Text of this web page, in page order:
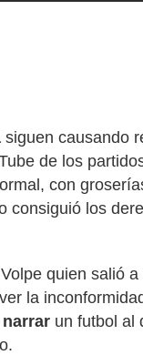
siguen causando
de los
con
consiguió los
quien salió a
la
un futbol al